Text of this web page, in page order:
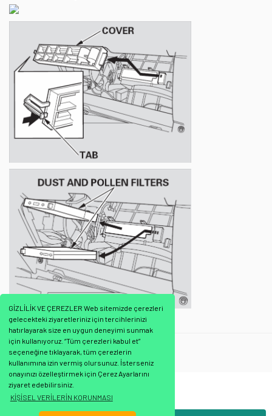
GİZLİLİK VE ÇEREZLER Web sitemizde çerezleri
gelecekteki ziyaretleriniz için tercihlerinizi
hatırlayarak size en uygun deneyimi sunmak
için kullanıyoruz. “Tüm çerezleri kabul et”
seçeneğine tıklayarak, tüm çerezlerin
kullanımına izin vermiş olursunuz. İsterseniz
onayınızı özelleştirmek için Çerez Ayarlarını
ziyaret edebilirsiniz.
KİŞİSEL VERİLERİN KORUNMASI
Mann Filtre : Polen Kabin Filtresi
Bu ürüne ilk yorumu siz yapın!
Bu ürünün fiyat bilgisi, resim, ürün açıklamalarında ve diğer konularda
yetersiz gördüğünüz noktaları öneri formunu kullanarak tarafımıza